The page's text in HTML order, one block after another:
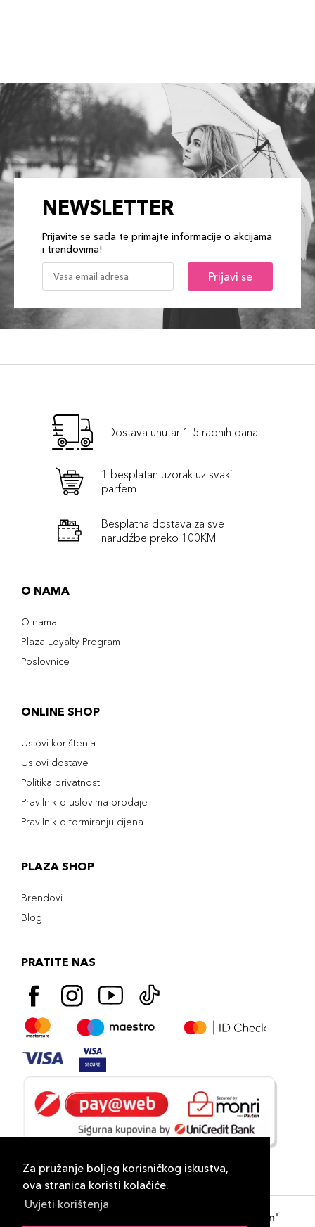
Za pružanje boljeg korisničkog iskustva,
ova stranica koristi kolačiće.
Uvjeti korištenja
NEWSLETTER
Prijavite se sada te primajte informacije o akcijama
i trendovima!
Prijavi se
Dostava unutar 1-5 radnih dana
1 besplatan uzorak uz svaki
parfem
Besplatna dostava za sve
narudźbe preko 100KM
O NAMA
O nama
Plaza Loyalty Program
Poslovnice
ONLINE SHOP
Uslovi korištenja
Uslovi dostave
Politika privatnosti
Pravilnik o uslovima prodaje
Pravilnik o formiranju cijena
PLAZA SHOP
Brendovi
Blog
PRATITE NAS
- "DP Lux Distribution"